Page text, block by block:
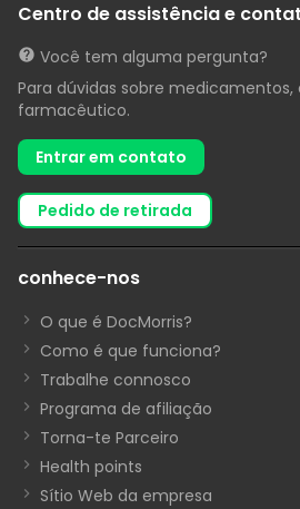
Centro de assistência e
Você tem alguma pergunta?
Para dúvidas sobre medicamentos,
farmacêutico.
Entrar em contato
pedido de retirada
conhece-nos
O que é DocMorris?
Como é que funciona?
Trabalhe connosco
Programa de afiliação
Torna-te Parceiro
Health points
Sítio Web da empresa